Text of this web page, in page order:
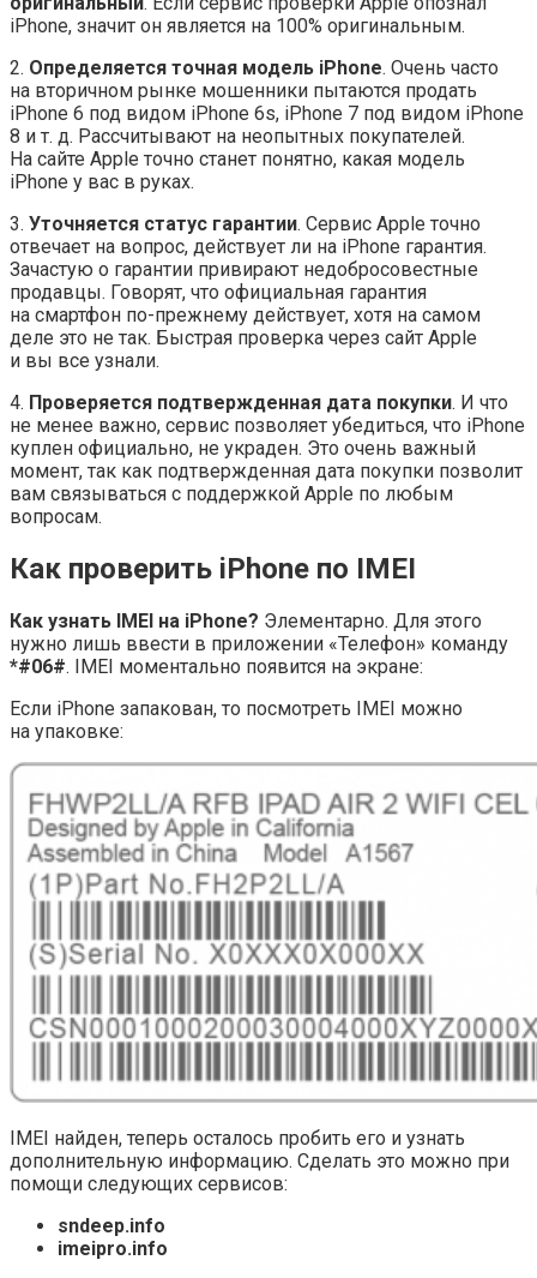
iPhone, значит он является на 100% оригинальным.
2. Определяется точная модель iPhone. Очень часто
на вторичном рынке мошенники пытаются продать
iPhone 6 под видом iPhone 6s, iPhone 7 под видом iPhone
8 и т. д. Рассчитывают на неопытных покупателей.
На сайте Apple точно станет понятно, какая модель
iPhone у вас в руках.
3. Уточняется статус гарантии. Сервис Apple точно
отвечает на вопрос, действует ли на iPhone гарантия.
Зачастую о гарантии привирают недобросовестные
продавцы. Говорят, что официальная гарантия
на смартфон по-прежнему действует, хотя на самом
деле это не так. Быстрая проверка через сайт Apple
и вы все узнали.
4. Проверяется подтвержденная дата покупки. И что
не менее важно, сервис позволяет убедиться, что iPhone
куплен официально, не украден. Это очень важный
момент, так как подтвержденная дата покупки позволит
вам связываться с поддержкой Apple по любым
вопросам.
Как проверить iPhone по IMEI
Как узнать IMEI на iPhone? Элементарно. Для этого
нужно лишь ввести в приложении «Телефон» команду
*#06#. IMEI моментально появится на экране:
Если iPhone запакован, то посмотреть IMEI можно
на упаковке:
IMEI найден, теперь осталось пробить его и узнать
дополнительную информацию. Сделать это можно при
помощи следующих сервисов:
sndeep.info
imeipro.info